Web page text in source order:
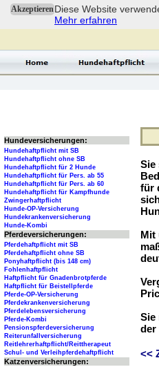
AkzeptierenDiese Website
Mehr erfahren
Sie
für
Mit
Sie
der
<<
Hundeversicherungen:
Hundehaftpflicht mit SB
Hundehaftpflicht ohne SB
Hundehaftpflicht für 2 Hunde
Hundehaftpflicht für Pers. ab 55
Hundehaftpflicht für Pers. ab 60
Hundehaftpflicht für Kampfhunde
Zwingerhaftpflicht
Hunde-OP-Versicherung
Hundekrankenversicherung
Hunde-Kombi
Pferdeversicherungen:
Pferdehaftpflicht mit SB
Pferdehaftpflicht ohne SB
Ponyhaftpflicht (bis 148 cm)
Fohlenhaftpflicht
Haftpflicht für Gnadenbrotpferde
Haftpflicht für Beistellpferde
Pferde-OP-Versicherung
Pferdekrankenversicherung
Pferdelebensversicherung
Pferde-Kombi
Pensionspferdeversicherung
Reiterunfallversicherung
Reitlehrerhaftpflicht/Reittherapeut
Schul- und Verleihpferdehaftpflicht
Katzenversicherungen: